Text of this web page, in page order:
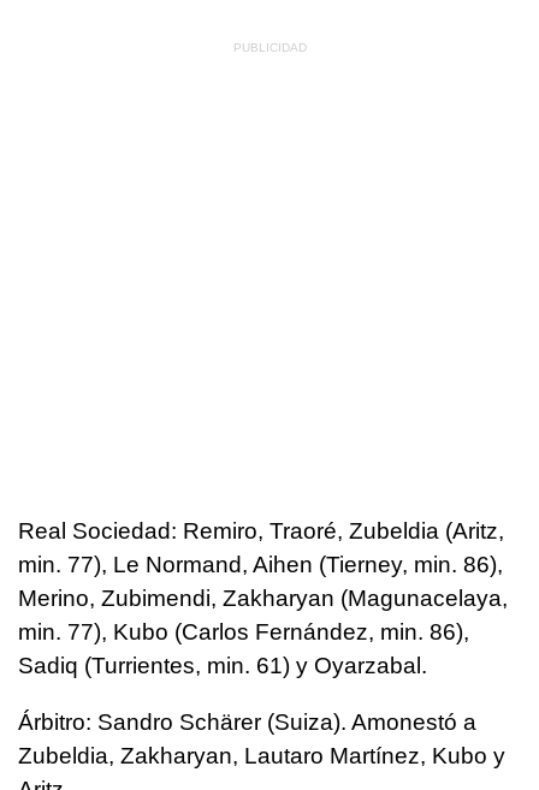
Real Sociedad: Remiro, Traoré, Zubeldia (Aritz,
min. 77), Le Normand, Aihen (Tierney, min. 86),
Merino, Zubimendi, Zakharyan (Magunacelaya,
min. 77), Kubo (Carlos Fernández, min. 86),
Sadiq (Turrientes, min. 61) y Oyarzabal.
Árbitro: Sandro Schärer (Suiza). Amonestó a
Zubeldia, Zakharyan, Lautaro Martínez, Kubo y